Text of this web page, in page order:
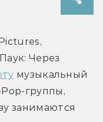
Через
музыкальный
группы,
занимаются